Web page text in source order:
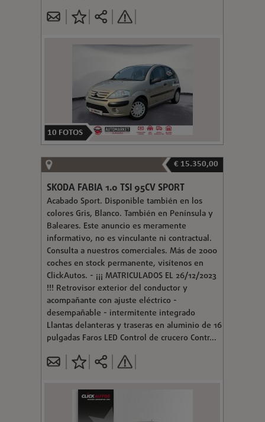
10 FOTOS
€ 15.350,00
SKODA FABIA 1.0 TSI 95CV SPORT
Acabado Sport. Disponible también en los
colores Gris, Blanco. También en Península y
Baleares. Este anuncio es meramente
informativo, no es vinculante ni contractual.
Consulta a nuestros comerciales. Más de 2000
coches en stock permanente, visítenos en
ClickAutos. - ¡¡¡ MATRICULADOS EL 26/12/2023
!!! Retrovisor exterior del conductor y
acompañante con ajuste eléctrico -
desempañable - intermitente integrado
Llantas delanteras y traseras en aluminio de 16
pulgadas Faros LED Control de crucero Contr...